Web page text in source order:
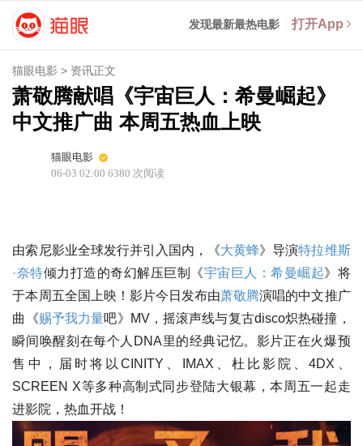
发现最新最热电影 打开App
猫眼电影 > 资讯正文
萧敬腾献唱《宇宙巨人：希曼崛起》
中文推广曲 本周五热血上映
猫眼电影
06-03 02:00 6380 次阅读
由索尼影业全球发行并引入国内，《大黄蜂》导演特拉维斯
·奈特倾力打造的奇幻解压巨制《宇宙巨人：希曼崛起》将
于本周五全国上映！影片今日发布由萧敬腾演唱的中文推广
曲《赐予我力量吧》MV，摇滚声线与复古disco炽热碰撞，
瞬间唤醒刻在每个人DNA里的经典记忆。影片正在火爆预
售中，届时将以CINITY、IMAX、杜比影院、4DX、
SCREEN X等多种高制式同步登陆大银幕，本周五一起走
进影院，热血开战！